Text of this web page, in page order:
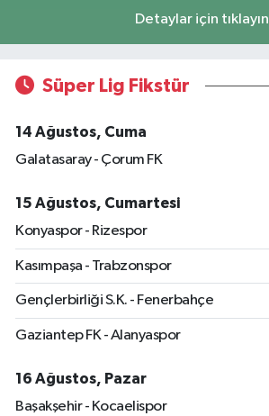
Detaylar için tıklayın
Süper Lig Fikstür
14 Ağustos, Cuma
Galatasaray - Çorum FK
15 Ağustos, Cumartesi
Konyaspor - Rizespor
Kasımpaşa - Trabzonspor
Gençlerbirliği S.K. - Fenerbahçe
Gaziantep FK - Alanyaspor
16 Ağustos, Pazar
Başakşehir - Kocaelispor